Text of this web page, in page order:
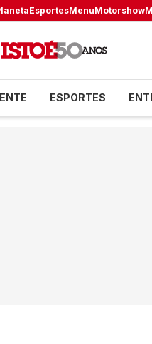
EsportesMenuMotorshow
ESPORTES